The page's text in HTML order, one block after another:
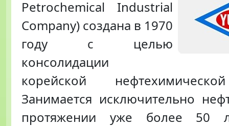
Petrochemical Industrial
Company) создана в 1970
году с целью
консолидации
корейской
Занимается исключительно
протяжении уже более 50